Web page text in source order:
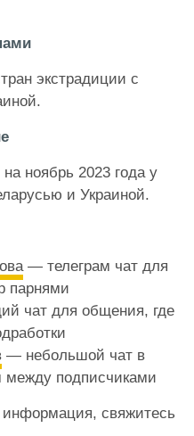
экстрадиции с
ноябрь 2023 года у
и Украиной.
— телеграм чат для
парнями
чат для общения, где
— небольшой чат в
между подписчиками
информация, свяжитесь